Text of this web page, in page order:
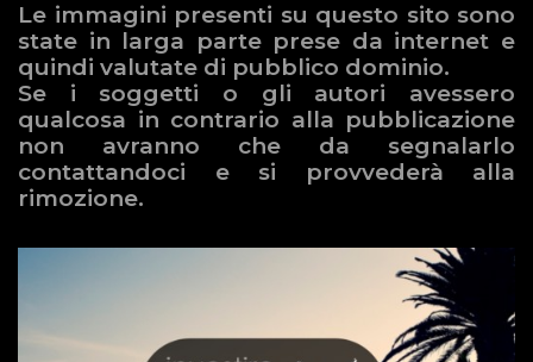
Le immagini presenti su questo sito sono
state in larga parte prese da internet e
quindi valutate di pubblico dominio.
Se i soggetti o gli autori avessero
qualcosa in contrario alla pubblicazione
non avranno che da segnalarlo
contattandoci e si provvederà alla
rimozione.